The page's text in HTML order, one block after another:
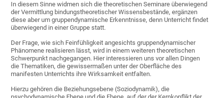
In diesem Sinne widmen sich die theoretischen Seminare überwiegend
der Vermittlung bindungstheoretischer Wissensbestände, ergänzen
diese aber um gruppendynamische Erkenntnisse, denn Unterricht findet
überwiegend in einer Gruppe statt.
Der Frage, wie sich Feinfühligkeit angesichts gruppendynamischer
Phänomene realisieren lässt, wird in einem weiteren theoretischen
Schwerpunkt nachgegangen. Hier interessieren uns vor allen Dingen
die Thematiken, die gewissermaßen unter der Oberfläche des
manifesten Unterrichts ihre Wirksamkeit entfalten.
Hierzu gehören die Beziehungsebene (Soziodynamik), die